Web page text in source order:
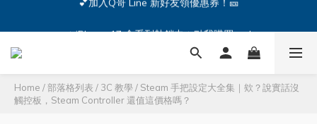
💕加入Q哥 Line 新好友領優惠券！🎫
Home /部落格列表 / 3C 教學/ Steam 手把設定大全集｜欸？說實話沒
觸控板，Steam Controller 還值這價格嗎？